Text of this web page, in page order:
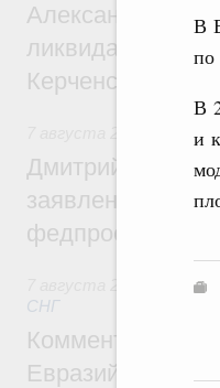
В
по
В
и
Александр
ликвидации
Керченском
Дмитрий
заявлений от
федпроекта
СНГ
Комментарий
Евразийского